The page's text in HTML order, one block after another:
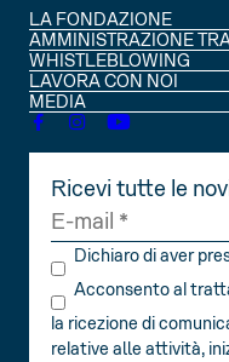
LA FONDAZIONE
CONSIGLIO DI
SOCI
STATUTO
AMMINISTRAZIONE
WHISTLEBLOWING
LAVORA CON NOI
MEDIA
Ricevi tutte le
Dichiaro di aver
Acconsento al
la ricezione di
relative alle attività,